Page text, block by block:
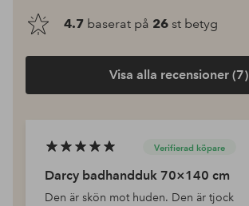
4.7 baserat på 26 st betyg
Visa alla recensioner (7)
Verifierad köpare
Darcy badhandduk 70×140 cm
Den är skön mot huden. Den är tjock